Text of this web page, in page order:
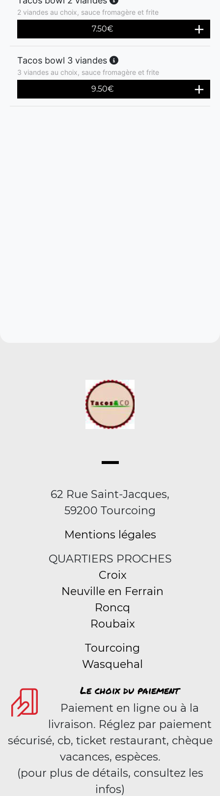
2 viandes au choix, sauce fromagère et frite
7.50€
Tacos bowl 3 viandes
3 viandes au choix, sauce fromagère et frite
9.50€
62 Rue Saint-Jacques,
59200 Tourcoing
Mentions légales
QUARTIERS PROCHES
Croix
Neuville en Ferrain
Roncq
Roubaix
Tourcoing
Wasquehal
Le choix du paiement
Paiement en ligne ou à la
livraison. Réglez par paiement
sécurisé, cb, ticket restaurant, chèque
vacances, espèces.
(pour plus de détails, consultez les
infos)